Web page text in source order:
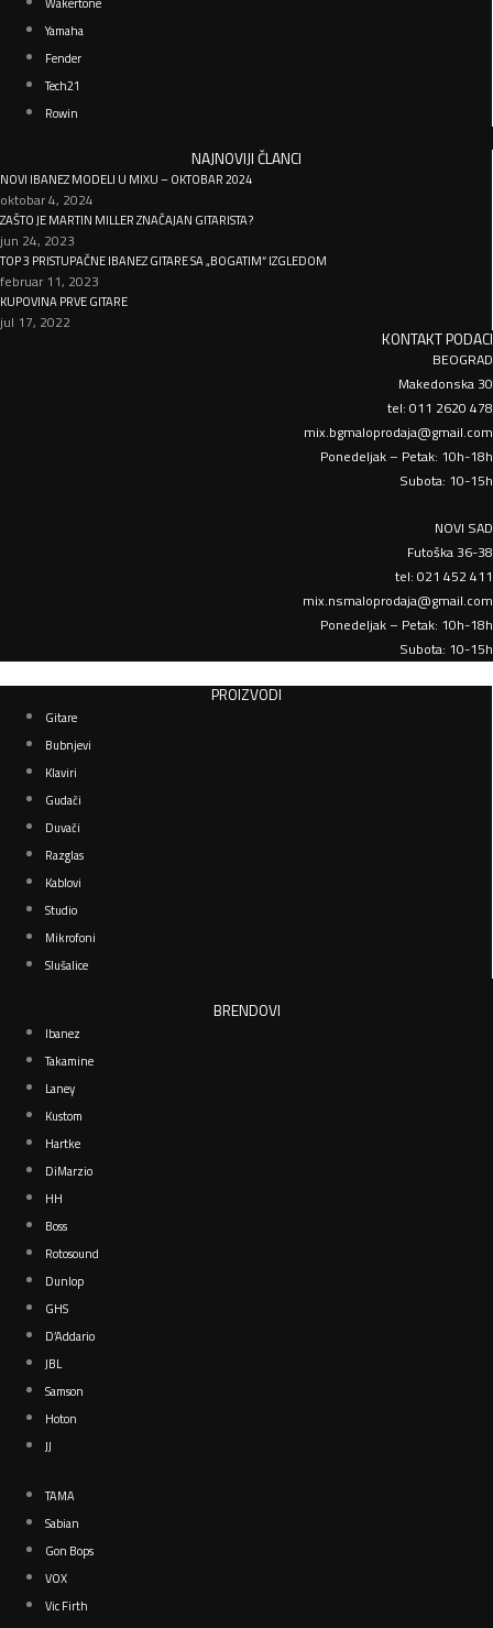
Wakertone
Yamaha
Fender
Tech21
Rowin
NAJNOVIJI ČLANCI
NOVI IBANEZ MODELI U MIXU – OKTOBAR 2024
oktobar 4, 2024
ZAŠTO JE MARTIN MILLER ZNAČAJAN GITARISTA?
jun 24, 2023
TOP 3 PRISTUPAČNE IBANEZ GITARE SA „BOGATIM“ IZGLEDOM
februar 11, 2023
KUPOVINA PRVE GITARE
jul 17, 2022
KONTAKT PODACI
BEOGRAD
Makedonska 30
tel: 011 2620 478
mix.bgmaloprodaja@gmail.com
Ponedeljak – Petak: 10h-18h
Subota: 10-15h
NOVI SAD
Futoška 36-38
tel: 021 452 411
mix.nsmaloprodaja@gmail.com
Ponedeljak – Petak: 10h-18h
Subota: 10-15h
PROIZVODI
Gitare
Bubnjevi
Klaviri
Gudači
Duvači
Razglas
Kablovi
Studio
Mikrofoni
Slušalice
BRENDOVI
Ibanez
Takamine
Laney
Kustom
Hartke
DiMarzio
HH
Boss
Rotosound
Dunlop
GHS
D’Addario
JBL
Samson
Hoton
JJ
TAMA
Sabian
Gon Bops
VOX
Vic Firth